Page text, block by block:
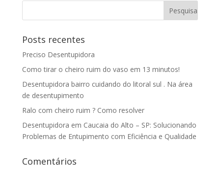
Posts recentes
Preciso Desentupidora
Como tirar o cheiro ruim do vaso em 13 minutos!
Desentupidora bairro cuidando do litoral sul . Na área
de desentupimento
Ralo com cheiro ruim ? Como resolver
Desentupidora em Caucaia do Alto – SP: Solucionando
Problemas de Entupimento com Eficiência e Qualidade
Comentários